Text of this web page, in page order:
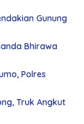
Gunung
Bhirawa
Polres
Truk Angkut